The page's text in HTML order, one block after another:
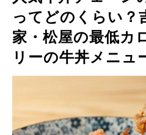
ってどのくらい？
家・松屋の最低カ
リーの牛丼メニュ